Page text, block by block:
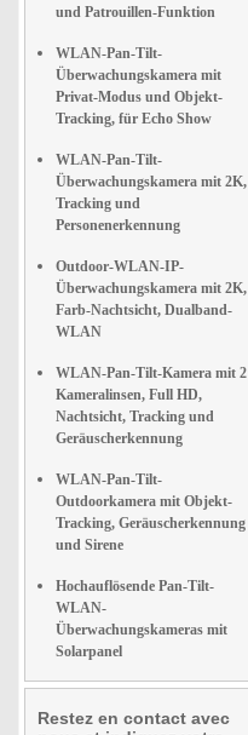
und Patrouillen-Funktion
WLAN-Pan-Tilt-
Überwachungskamera mit
Privat-Modus und Objekt-
Tracking, für Echo Show
WLAN-Pan-Tilt-
Überwachungskamera mit 2K,
Tracking und
Personenerkennung
Outdoor-WLAN-IP-
Überwachungskamera mit 2K,
Farb-Nachtsicht, Dualband-
WLAN
WLAN-Pan-Tilt-Kamera mit 2
Kameralinsen, Full HD,
Nachtsicht, Tracking und
Geräuscherkennung
WLAN-Pan-Tilt-
Outdoorkamera mit Objekt-
Tracking, Geräuscherkennung
und Sirene
Hochauflösende Pan-Tilt-
WLAN-
Überwachungskameras mit
Solarpanel
Restez en contact avec